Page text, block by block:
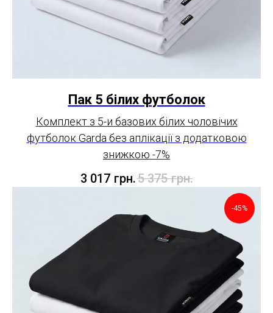
Пак 5 білих футболок
Комплект з 5-и базових білих чоловічих
футболок Garda без аплікації з додатковою
знижкою -7%
3 017 грн.5 375 грн.
-45%